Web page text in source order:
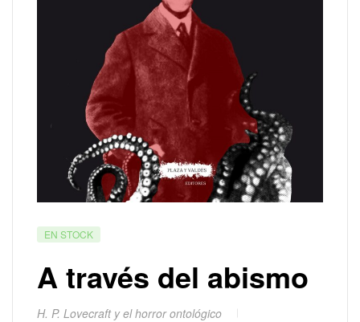
EN STOCK
A través del abismo
H. P. Lovecraft y el horror ontológico